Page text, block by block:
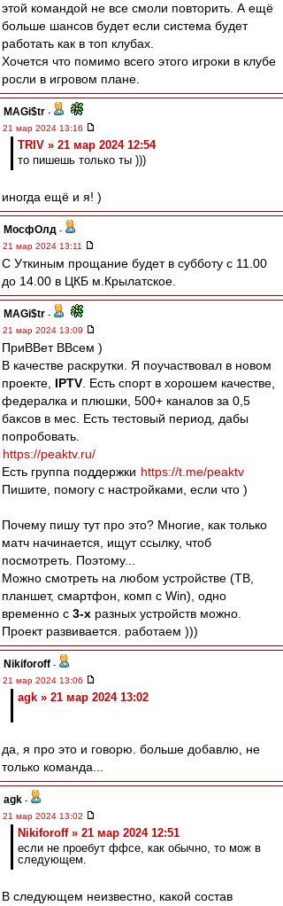
этой командой не все смоли повторить. А ещё
больше шансов будет если система будет
работать как в топ клубах.
Хочется что помимо всего этого игроки в клубе
росли в игровом плане.
MAGi$tr -
21 мар 2024 13:16
TRIV » 21 мар 2024 12:54
то пишешь только ты )))
иногда ещё и я! )
МосфОлд -
21 мар 2024 13:11
С Уткиным прощание будет в субботу с 11.00
до 14.00 в ЦКБ м.Крылатское.
MAGi$tr -
21 мар 2024 13:09
ПриВВет ВВсем )
В качестве раскрутки. Я поучаствовал в новом
проекте, IPTV . Есть спорт в хорошем качестве,
федералка и плюшки, 500+ каналов за 0,5
баксов в мес. Есть тестовый период, дабы
попробовать.
https://peaktv.ru/
Есть группа поддержки https://t.me/peaktv
Пишите, помогу с настройками, если что )
Почему пишу тут про это? Многие, как только
матч начинается, ищут ссылку, чтоб
посмотреть. Поэтому...
Можно смотреть на любом устройстве (ТВ,
планшет, смартфон, комп с Win), одно
временно с 3-х разных устройств можно.
Проект развивается. работаем )))
Nikiforoff -
21 мар 2024 13:06
agk » 21 мар 2024 13:02
да, я про это и говорю. больше добавлю, не
только команда...
agk -
21 мар 2024 13:02
Nikiforoff » 21 мар 2024 12:51
если не проебут ффсе, как обычно, то мож в
следующем.
В следующем неизвестно, какой состав